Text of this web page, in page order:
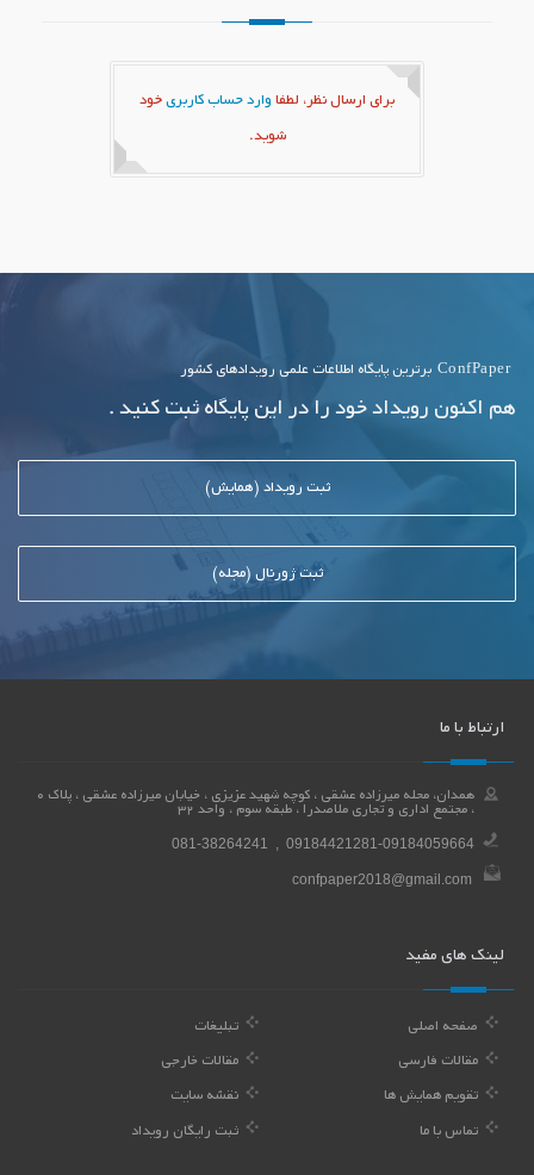
برای ارسال نظر، لطفا وارد حساب کاربری خود
شوید.
ConfPaper برترین پایگاه اطلاعات علمی رویدادهای کشور
هم اکنون رویداد خود را در این پایگاه ثبت کنید .
ثبت رویداد (همایش)
ثبت ژورنال (مجله)
ارتباط با ما
همدان، محله میرزاده عشقی ، کوچه شهید عزیزی ، خیابان میرزاده عشقی ، پلاک 0
، مجتمع اداری و تجاری ملاصدرا ، طبقه سوم ، واحد 32
081-38264241 , 09184421281-09184059664
confpaper2018@gmail.com
لینک های مفید
صفحه اصلی تبلیغات
مقالات فارسی مقالات خارجی
تقویم همایش ها نقشه سایت
تماس با ما ثبت رایگان رویداد